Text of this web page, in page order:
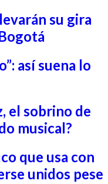
su gira
así suena lo
el sobrino de
musical?
que usa con
unidos pese